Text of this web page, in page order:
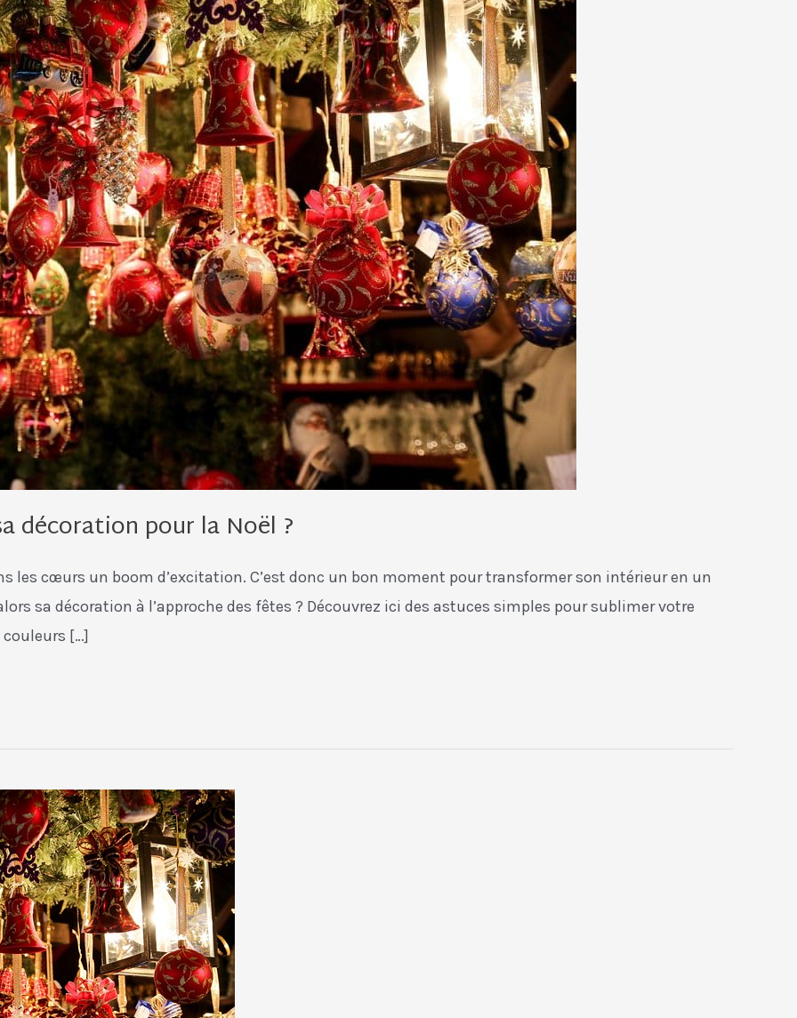
décoration pour la Noël ?
les cœurs un boom d’excitation. C’est donc un bon moment pour transformer son intérieur en un
sa décoration à l’approche des fêtes ? Découvrez ici des astuces simples pour sublimer votre
couleurs […]